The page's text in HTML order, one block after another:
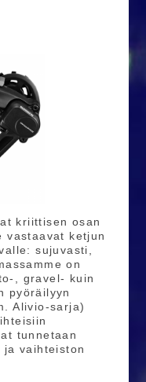
kriittisen osan
vastaavat ketjun
sujuvasti,
on
gravel‑ kuin
pyöräilyyn
Alivio‑sarja)
tunnetaan
vaihteiston